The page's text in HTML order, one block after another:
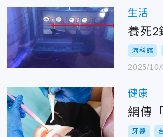
生活
養死
海科館
2025/
健康
網傳
牙醫